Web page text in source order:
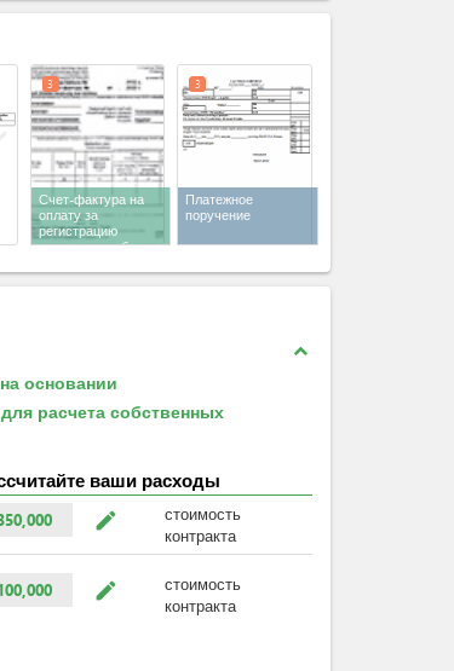
Счет-фактура на
оплату за
регистрацию
контракта на бирже
манатах
3
Платежное
поручение
3
expand_less
основании
для расчета собственных
ваши расходы
mode_edit
стоимость
контракта
mode_edit
стоимость
контракта